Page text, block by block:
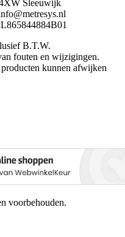
Sleeuwijk
B.T.W.
fouten en wijzigingen.
kunnen afwijken
voorbehouden.